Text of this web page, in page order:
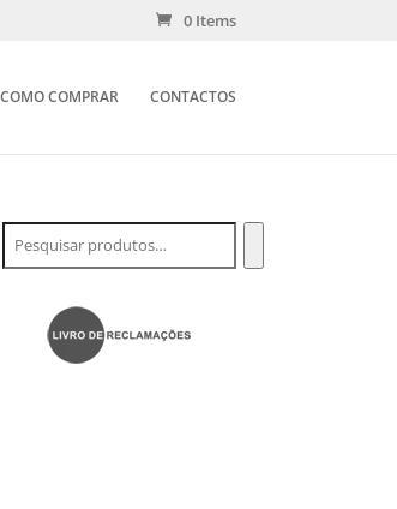
0 Items
COMO COMPRAR CONTACTOS